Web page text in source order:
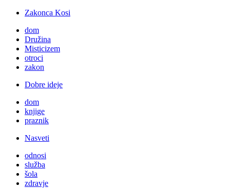
Zakonca Kosi
dom
Družina
Misticizem
otroci
zakon
Dobre ideje
dom
knjige
praznik
Nasveti
odnosi
služba
šola
zdravje